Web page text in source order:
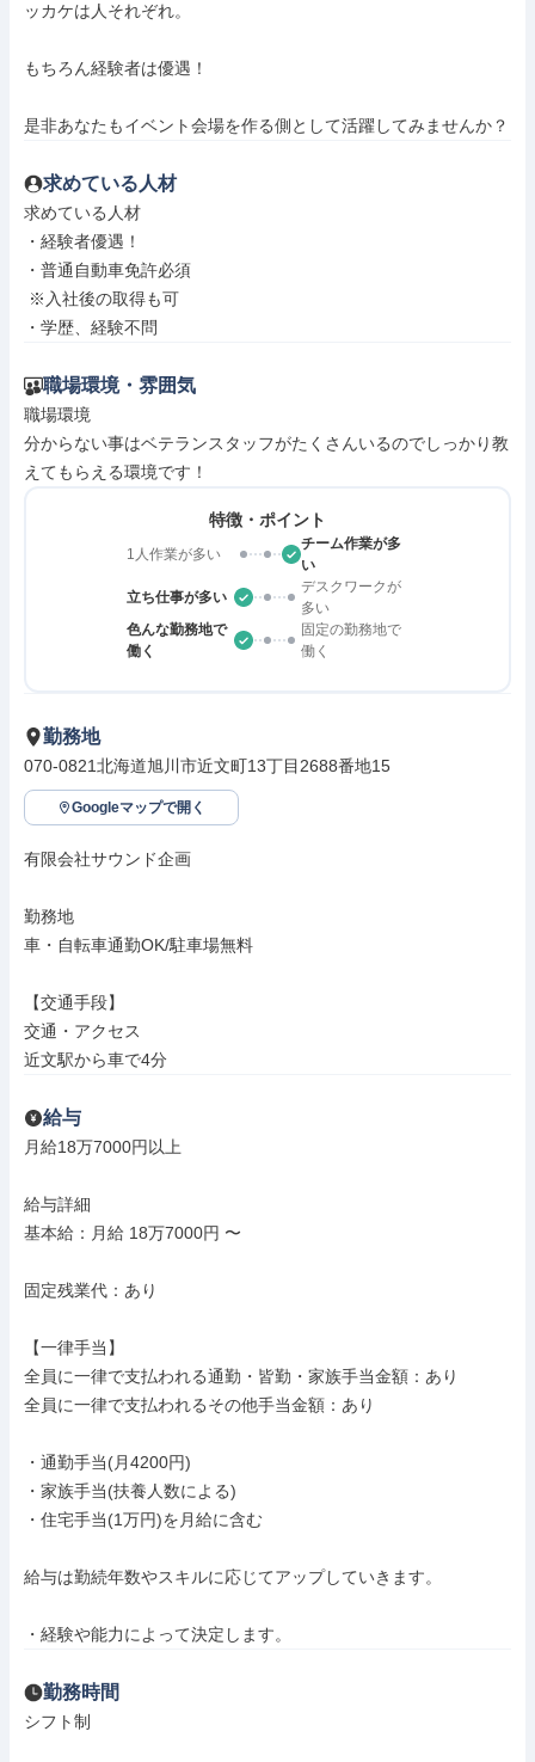
ッカケは人それぞれ。
もちろん経験者は優遇！
是非あなたもイベント会場を作る側として活躍してみませんか？
求めている人材
求めている人材
・経験者優遇！
・普通自動車免許必須
・学歴、経験不問
職場環境・雰囲気
職場環境
分からない事はベテランスタッフがたくさんいるのでしっかり教
えてもらえる環境です！
特徴・ポイント
1人作業が多い
チーム作業が多
い
立ち仕事が多い
デスクワークが
多い
色んな勤務地で
働く
固定の勤務地で
働く
勤務地
070-0821北海道旭川市近文町13丁目2688番地15
Googleマップで開く
有限会社サウンド企画
勤務地
車・自転車通勤OK/駐車場無料
【交通手段】
交通・アクセス
近文駅から車で4分
給与
月給18万7000円以上
給与詳細
基本給：月給 18万7000円 〜
固定残業代：あり
【一律手当】
全員に一律で支払われる通勤・皆勤・家族手当金額：あり
全員に一律で支払われるその他手当金額：あり
・通勤手当(月4200円)
・家族手当(扶養人数による)
・住宅手当(1万円)を月給に含む
給与は勤続年数やスキルに応じてアップしていきます。
・経験や能力によって決定します。
勤務時間
シフト制